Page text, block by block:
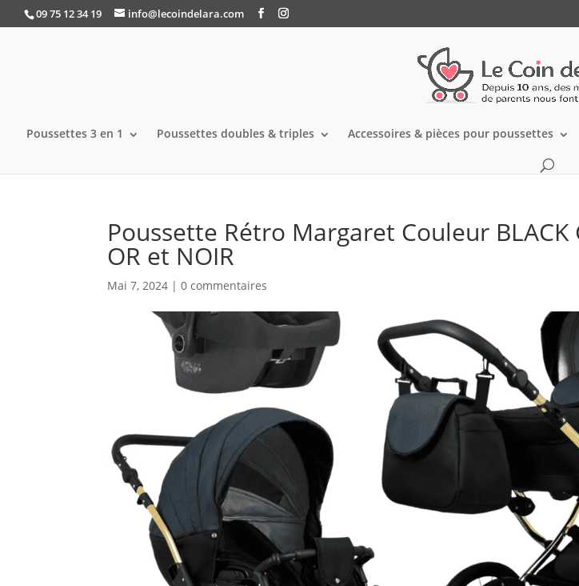
09 75 12 34 19 info@lecoindelara.com
Poussettes 3 en 1 Poussettes doubles & triples Accessoires & pièces pour poussettes
Poussette Rétro Margaret Couleur BLACK
OR et NOIR
Mai 7, 2024 |0 commentaires